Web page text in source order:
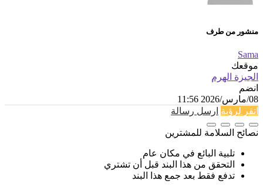
منشور من طرف
Sama
موقعك
الجيزة الهرم
انضم
08/مارس/2026 11:56
انقر لرؤية ارسل رسالة
نصائح السلامة للمشترين
تلبية البائع في مكان عام
التحقق من هذا البند قبل أن تشتري
تدفع فقط بعد جمع هذا البند